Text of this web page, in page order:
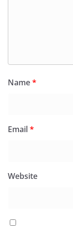
Name*
Email*
Website